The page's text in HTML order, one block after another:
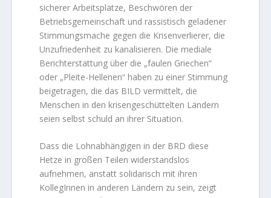
sicherer Arbeitsplätze, Beschwören der
Betriebsgemeinschaft und rassistisch geladener
Stimmungsmache gegen die Krisenverlierer, die
Unzufriedenheit zu kanalisieren. Die mediale
Berichterstattung über die „faulen Griechen“
oder „Pleite-Hellenen“ haben zu einer Stimmung
beigetragen, die das BILD vermittelt, die
Menschen in den krisengeschüttelten Ländern
seien selbst schuld an ihrer Situation.
Dass die Lohnabhängigen in der BRD diese
Hetze in großen Teilen widerstandslos
aufnehmen, anstatt solidarisch mit ihren
KollegInnen in anderen Ländern zu sein, zeigt